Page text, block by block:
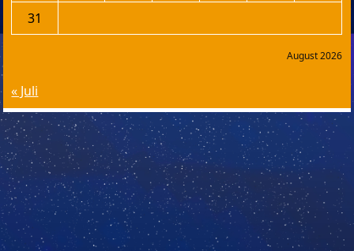
August 2026
31
« Juli